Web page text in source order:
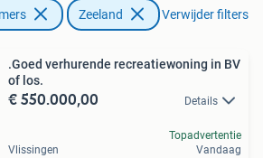
Zeeland Verwijder filters
.Goed verhurende recreatiewoning in BV
of los.
€ 550.000,00 Details
Vlissingen
Topadvertentie
Vandaag